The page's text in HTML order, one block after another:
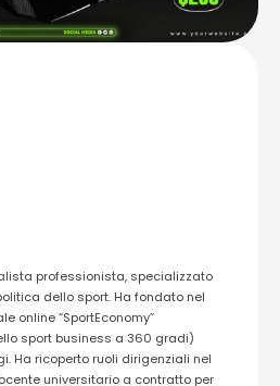
professionista, specializzato
dello sport. Ha fondato nel
online “SportEconomy”
sport business a 360 gradi)
Ha ricoperto ruoli dirigenziali nel
universitario a contratto per